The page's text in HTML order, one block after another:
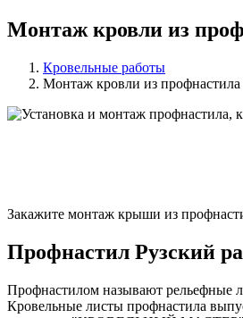
Монтаж кровли из
Кровельные работы
Монтаж кровли из профнастила
Закажите монтаж крыши из
Профнастил Рузский
Профнастилом называют рельефные
Кровельные листы профнастила